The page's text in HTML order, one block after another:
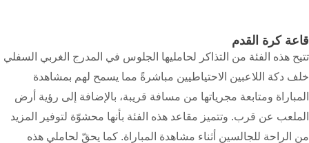
قاعة كرة القدم
تتيح هذه الفئة من التذاكر لحامليها الجلوس في المدرج الغربي السفلي
خلف دكة اللاعبين الاحتياطيين مباشرةً مما يسمح لهم بمشاهدة
المباراة ومتابعة مجرياتها من مسافة قريبة، بالإضافة إلى رؤية أرض
الملعب عن قرب. وتتميز مقاعد هذه الفئة بأنها محشوّة لتوفير المزيد
من الراحة للجالسين أثناء مشاهدة المباراة. كما يحقّ لحاملي هذه